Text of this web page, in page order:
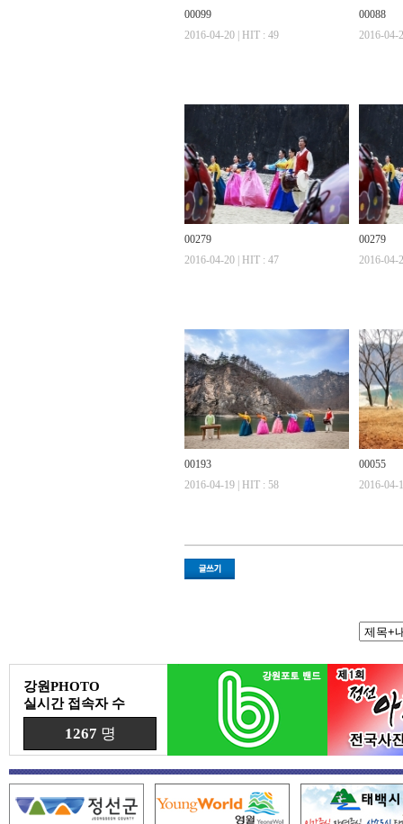
00099
2016-04-20 | HIT : 49
00088
2016-04-
00279
2016-04-20 | HIT : 47
00279
2016-04-
00193
2016-04-19 | HIT : 58
00055
2016-04-
강원PHOTO
실시간 접속자 수
1267 명